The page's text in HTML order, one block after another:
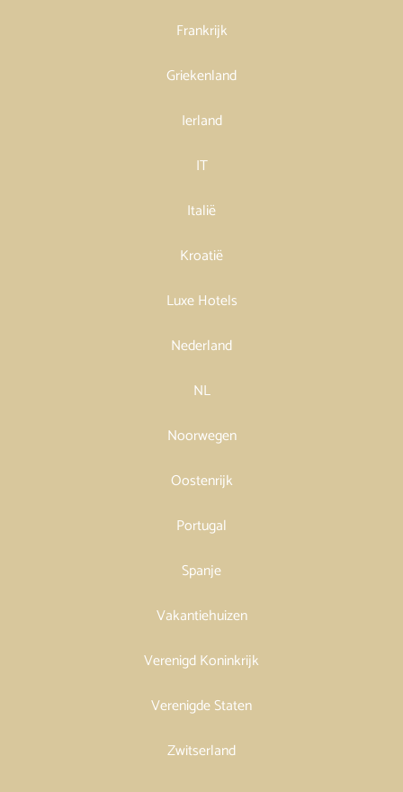
Frankrijk
Griekenland
Ierland
IT
Italië
Kroatië
Luxe Hotels
Nederland
NL
Noorwegen
Oostenrijk
Portugal
Spanje
Vakantiehuizen
Verenigd Koninkrijk
Verenigde Staten
Zwitserland